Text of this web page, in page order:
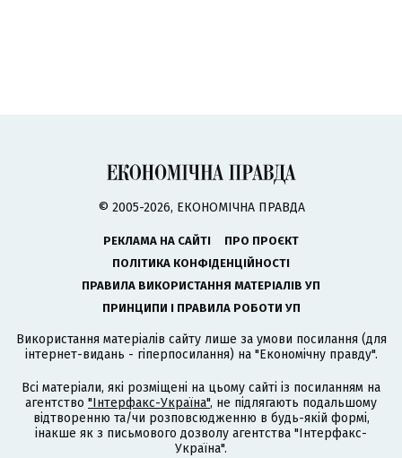
© 2005-2026, ЕКОНОМІЧНА ПРАВДА
РЕКЛАМА НА САЙТІ
ПРО ПРОЄКТ
ПОЛІТИКА КОНФІДЕНЦІЙНОСТІ
ПРАВИЛА ВИКОРИСТАННЯ МАТЕРІАЛІВ УП
ПРИНЦИПИ І ПРАВИЛА РОБОТИ УП
Використання матеріалів сайту лише за умови посилання (для
інтернет-видань - гіперпосилання) на "Економічну правду".
Всі матеріали, які розміщені на цьому сайті із посиланням на
агентство "Інтерфакс-Україна", не підлягають подальшому
відтворенню та/чи розповсюдженню в будь-якій формі,
інакше як з письмового дозволу агентства "Інтерфакс-
Україна".